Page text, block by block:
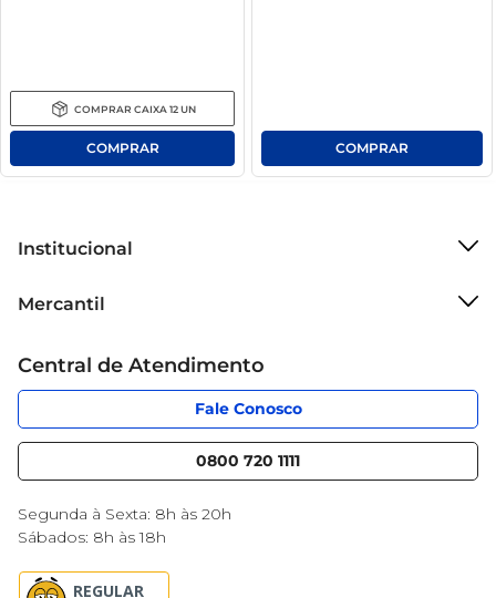
COMPRAR CAIXA 12 UN
Institucional
Sobre Privacidade
Nossas lojas
Mercantil
Código de Ética
Serviços
Central de Atendimento
Fale Conosco
0800 720 1111
Segunda à Sexta: 8h às 20h
Sábados: 8h às 18h